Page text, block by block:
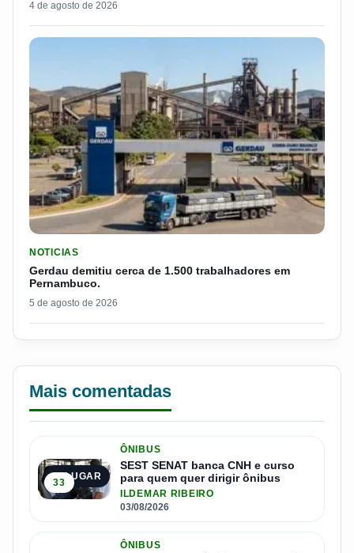
4 de agosto de 2026
NOTICIAS
Gerdau demitiu cerca de 1.500 trabalhadores em
Pernambuco.
5 de agosto de 2026
Mais comentadas
1º LUGAR
33
ÔNIBUS
SEST SENAT banca CNH e curso
para quem quer dirigir ônibus
ILDEMAR RIBEIRO
03/08/2026
ÔNIBUS